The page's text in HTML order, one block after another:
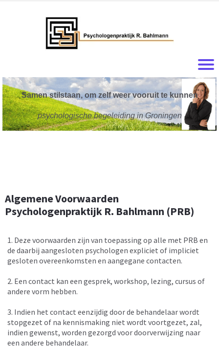
Samen stilstaan, om zelf weer vooruit te kunnen
psychologische begeleiding in Groningen
Algemene Voorwaarden
Psychologenpraktijk R. Bahlmann (PRB)
1. Deze voorwaarden zijn van toepassing op alle met PRB en
de daarbij aangesloten psychologen expliciet of impliciet
gesloten overeenkomsten en aangegane contacten.
2. Een contact kan een gesprek, workshop, lezing, cursus of
andere vorm hebben.
3. Indien het contact eenzijdig door de behandelaar wordt
stopgezet of na kennismaking niet wordt voortgezet, zal,
indien gewenst, worden gezorgd voor doorverwijzing naar
een andere behandelaar.